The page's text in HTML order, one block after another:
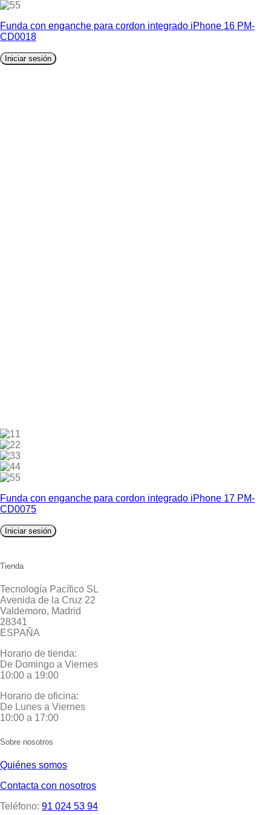
5
Funda con enganche para cordon integrado iPhone 16 PM-
CD0018
Iniciar sesión
1
2
3
4
5
Funda con enganche para cordon integrado iPhone 17 PM-
CD0075
Iniciar sesión
Tienda
Tecnología Pacífico SL
Avenida de la Cruz 22
Valdemoro, Madrid
28341
ESPAÑA
Horario de tienda:
De Domingo a Viernes
10:00 a 19:00
Horario de oficina:
De Lunes a Viernes
10:00 a 17:00
Sobre nosotros
Quiénes somos
Contacta con nosotros
Teléfono: 91 024 53 94